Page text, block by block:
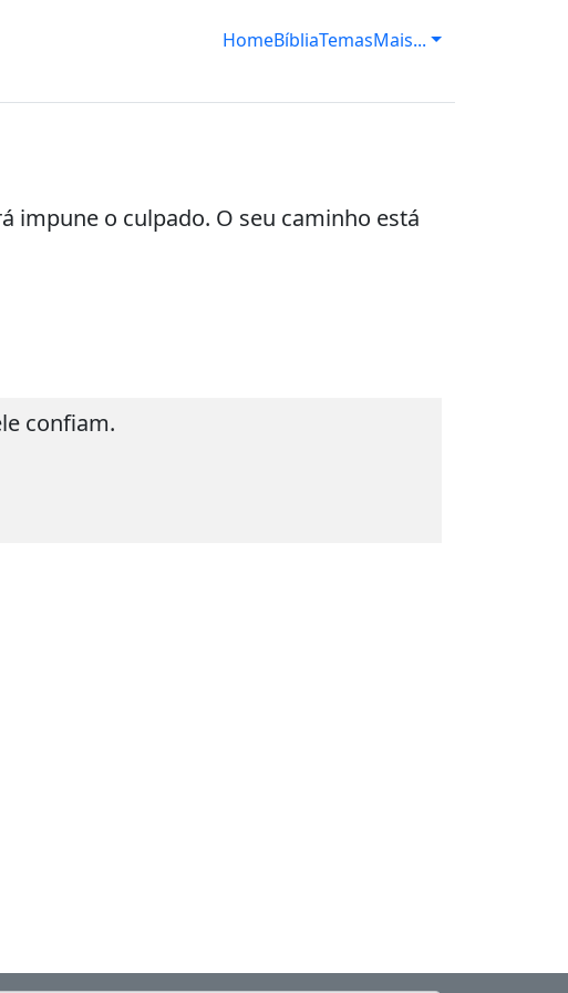
HomeBíbliaTemasMais...
impune o culpado. O seu caminho está
confiam.